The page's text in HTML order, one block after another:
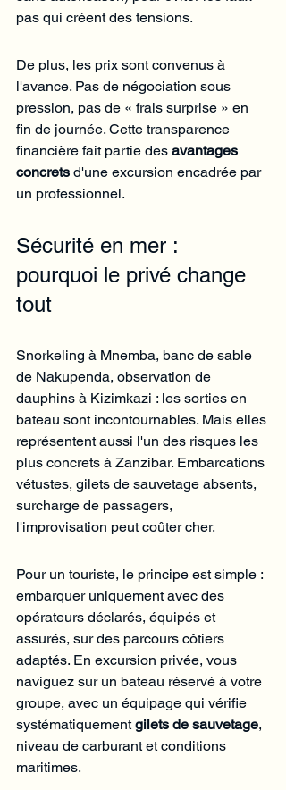
pas qui créent des tensions.
De plus, les prix sont convenus à
l'avance. Pas de négociation sous
pression, pas de « frais surprise » en
fin de journée. Cette transparence
financière fait partie des avantages
concrets d'une excursion encadrée par
un professionnel.
Sécurité en mer :
pourquoi le privé change
tout
Snorkeling à Mnemba, banc de sable
de Nakupenda, observation de
dauphins à Kizimkazi : les sorties en
bateau sont incontournables. Mais elles
représentent aussi l'un des risques les
plus concrets à Zanzibar. Embarcations
vétustes, gilets de sauvetage absents,
surcharge de passagers,
l'improvisation peut coûter cher.
Pour un touriste, le principe est simple :
embarquer uniquement avec des
opérateurs déclarés, équipés et
assurés, sur des parcours côtiers
adaptés. En excursion privée, vous
naviguez sur un bateau réservé à votre
groupe, avec un équipage qui vérifie
systématiquement gilets de sauvetage,
niveau de carburant et conditions
maritimes.